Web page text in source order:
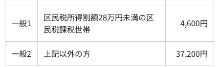
一般1
区民税所得割額28万円未満の区
民税課税世帯
4,600円
一般2 上記以外の方 37,200円